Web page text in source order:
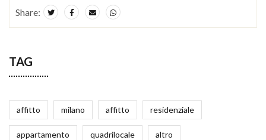
Share:
TAG
affitto milano affitto residenziale
appartamento quadrilocale altro